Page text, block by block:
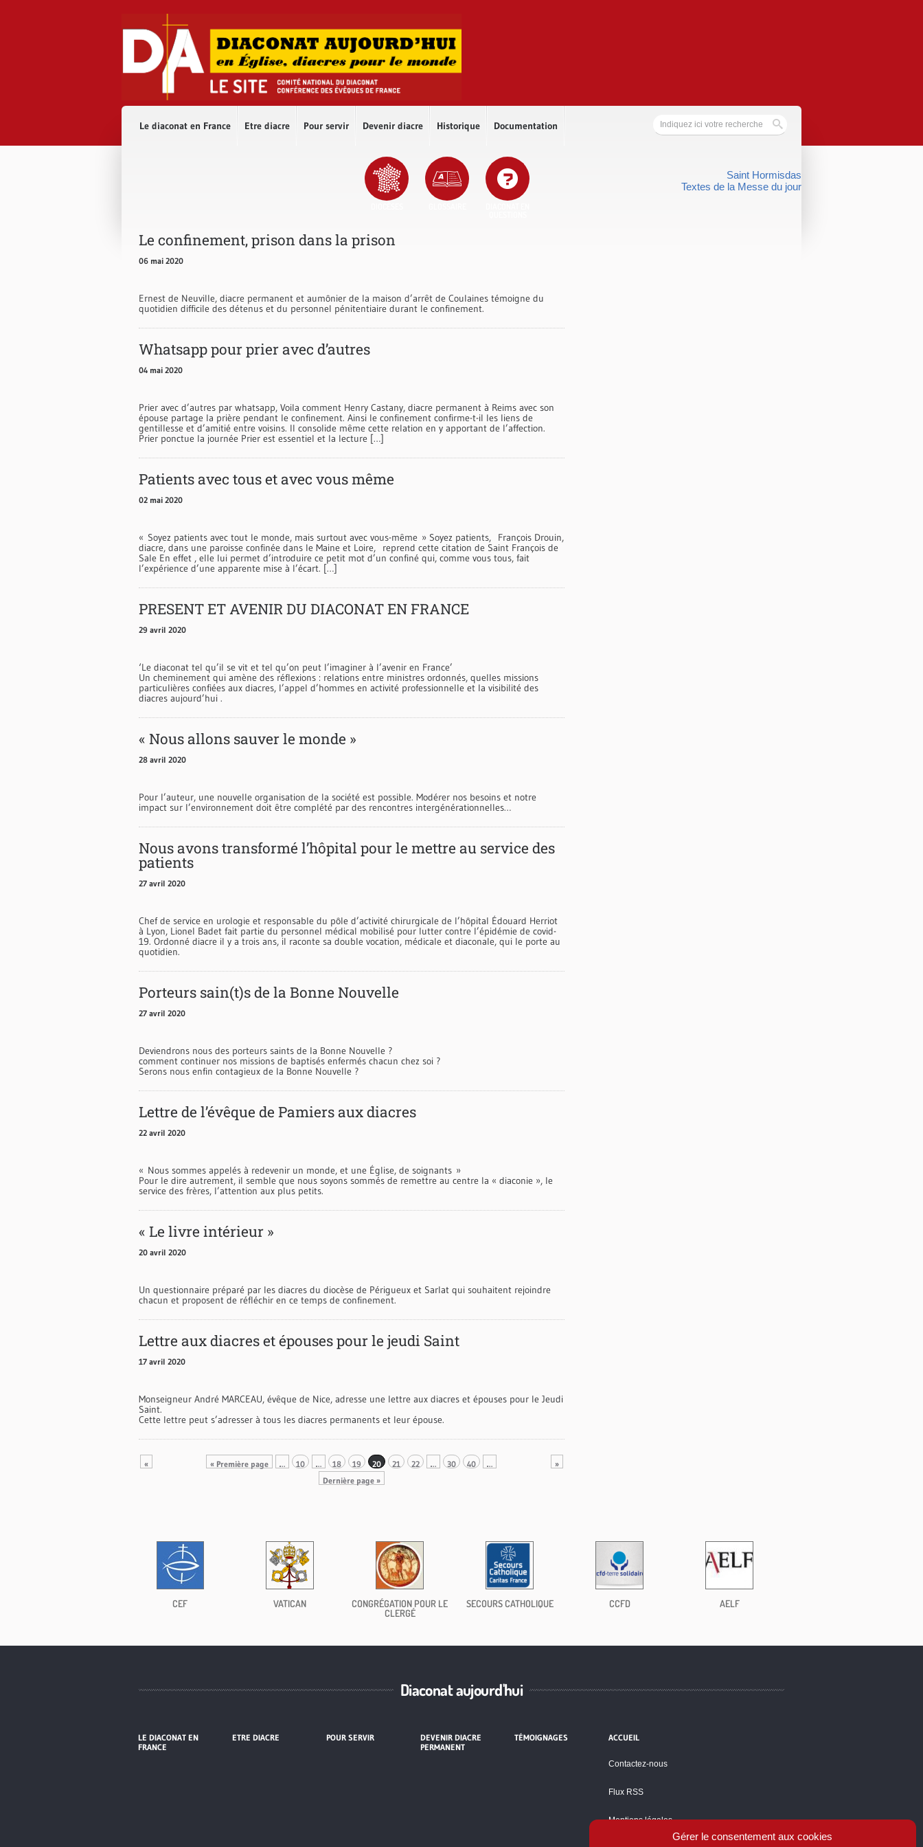
Gérer le consentement aux cookies
Le diaconat en France Etre diacre Pour servir Devenir diacre Historique Documentation
Saint Hormisdas
Textes de la Messe du jour
Le confinement, prison dans la prison
06 mai 2020
Ernest de Neuville, diacre permanent et aumônier de la maison d’arrêt de Coulaines témoigne du
quotidien difficile des détenus et du personnel pénitentiaire durant le confinement.
Whatsapp pour prier avec d’autres
04 mai 2020
Prier avec d’autres par whatsapp, Voila comment Henry Castany, diacre permanent à Reims avec son
épouse partage la prière pendant le confinement. Ainsi le confinement confirme-t-il les liens de
gentillesse et d’amitié entre voisins. Il consolide même cette relation en y apportant de l’affection.
Prier ponctue la journée Prier est essentiel et la lecture […]
Patients avec tous et avec vous même
02 mai 2020
« Soyez patients avec tout le monde, mais surtout avec vous-même » Soyez patients, François Drouin,
diacre, dans une paroisse confinée dans le Maine et Loire, reprend cette citation de Saint François de
Sale En effet , elle lui permet d’introduire ce petit mot d’un confiné qui, comme vous tous, fait
l’expérience d’une apparente mise à l’écart. […]
PRESENT ET AVENIR DU DIACONAT EN FRANCE
29 avril 2020
‘Le diaconat tel qu’il se vit et tel qu’on peut l’imaginer à l’avenir en France’
Un cheminement qui amène des réflexions : relations entre ministres ordonnés, quelles missions
particulières confiées aux diacres, l’appel d’hommes en activité professionnelle et la visibilité des
diacres aujourd’hui .
« Nous allons sauver le monde »
28 avril 2020
Pour l’auteur, une nouvelle organisation de la société est possible. Modérer nos besoins et notre
impact sur l’environnement doit être complété par des rencontres intergénérationnelles…
Nous avons transformé l’hôpital pour le mettre au service des
patients
27 avril 2020
Chef de service en urologie et responsable du pôle d’activité chirurgicale de l’hôpital Édouard Herriot
à Lyon, Lionel Badet fait partie du personnel médical mobilisé pour lutter contre l’épidémie de covid-
19. Ordonné diacre il y a trois ans, il raconte sa double vocation, médicale et diaconale, qui le porte au
quotidien.
Porteurs sain(t)s de la Bonne Nouvelle
27 avril 2020
Deviendrons nous des porteurs saints de la Bonne Nouvelle ?
comment continuer nos missions de baptisés enfermés chacun chez soi ?
Serons nous enfin contagieux de la Bonne Nouvelle ?
Lettre de l’évêque de Pamiers aux diacres
22 avril 2020
« Nous sommes appelés à redevenir un monde, et une Église, de soignants »
Pour le dire autrement, il semble que nous soyons sommés de remettre au centre la « diaconie », le
service des frères, l’attention aux plus petits.
« Le livre intérieur »
20 avril 2020
Un questionnaire préparé par les diacres du diocèse de Périgueux et Sarlat qui souhaitent rejoindre
chacun et proposent de réfléchir en ce temps de confinement.
Lettre aux diacres et épouses pour le jeudi Saint
17 avril 2020
Monseigneur André MARCEAU, évêque de Nice, adresse une lettre aux diacres et épouses pour le Jeudi
Saint.
Cette lettre peut s’adresser à tous les diacres permanents et leur épouse.
« Première page
« … 10 … 18 19 20 21 22 … 30 40 …
»
Dernière page »
CEF VATICAN
CONGRÉGATION POUR LE
CLERGÉ
SECOURS CATHOLIQUE CCFD AELF
Diaconat aujourd'hui
LE DIACONAT EN
FRANCE
ETRE DIACRE POUR SERVIR
DEVENIR DIACRE
PERMANENT
TÉMOIGNAGES ACCUEIL
Contactez-nous
Flux RSS
Mentions légales